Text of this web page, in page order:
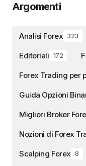
Argomenti
Analisi Forex 323
Editoriali 172
Forex Trading per
Guida Opzioni
Migliori Broker
Nozioni di Forex
Scalping Forex 8